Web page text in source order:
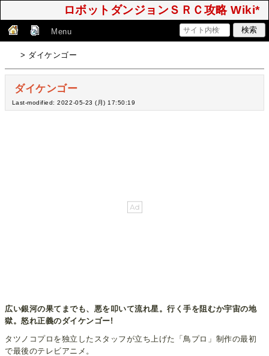
ロボットダンジョンＳＲＣ攻略 Wiki*
Menu
> ダイケンゴー
ダイケンゴー
Last-modified: 2022-05-23 (月) 17:50:19
広い銀河の果てまでも、悪を叩いて流れ星。行く手を阻むか宇宙の地
獄。怒れ正義のダイケンゴー!
タツノコプロを独立したスタッフが立ち上げた「鳥プロ」制作の最初
で最後のテレビアニメ。